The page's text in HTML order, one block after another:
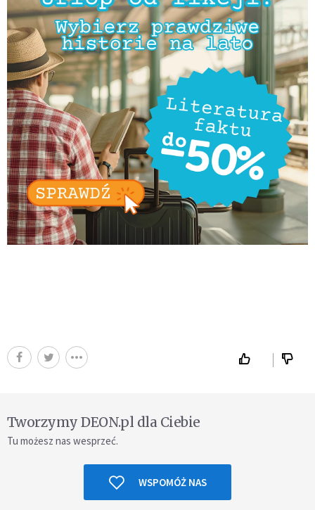
Tworzymy DEON.pl dla Ciebie
Tu możesz nas wesprzeć.
WSPOMÓŻ NAS